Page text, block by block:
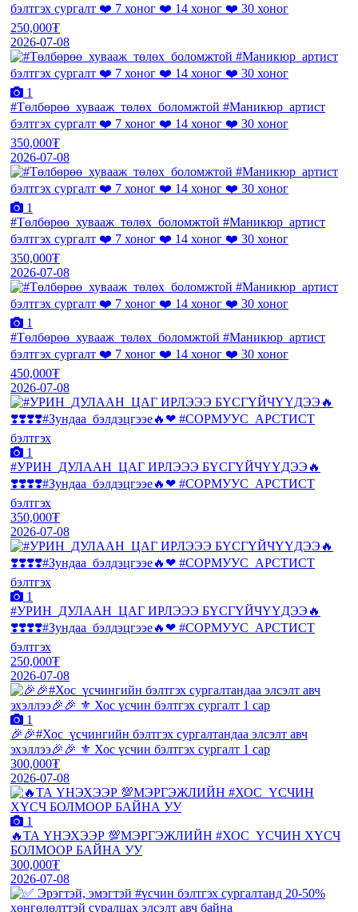
бэлтгэх сургалт ❤️ 7 хоног ❤️ 14 хоног ❤️ 30 хоног
250,000₮
2026-07-08
1
#Төлбөрөө_хувааж_төлөх_боломжтой #Маникюр_артист
бэлтгэх сургалт ❤️ 7 хоног ❤️ 14 хоног ❤️ 30 хоног
350,000₮
2026-07-08
1
#Төлбөрөө_хувааж_төлөх_боломжтой #Маникюр_артист
бэлтгэх сургалт ❤️ 7 хоног ❤️ 14 хоног ❤️ 30 хоног
350,000₮
2026-07-08
1
#Төлбөрөө_хувааж_төлөх_боломжтой #Маникюр_артист
бэлтгэх сургалт ❤️ 7 хоног ❤️ 14 хоног ❤️ 30 хоног
450,000₮
2026-07-08
1
#УРИН_ДУЛААН_ЦАГ ИРЛЭЭЭ БҮСГҮЙЧҮҮДЭЭ🔥
❣️❣️❣️❣️#Зундаа_бэлдэцгээе🔥❤ #СОРМУУС_АРСТИСТ
бэлтгэх
350,000₮
2026-07-08
1
#УРИН_ДУЛААН_ЦАГ ИРЛЭЭЭ БҮСГҮЙЧҮҮДЭЭ🔥
❣️❣️❣️❣️#Зундаа_бэлдэцгээе🔥❤ #СОРМУУС_АРСТИСТ
бэлтгэх
250,000₮
2026-07-08
1
🎉🎉#Хос_үсчингийн бэлтгэх сургалтандаа элсэлт авч
эхэллээ🎉🎉 ⚜️ Хос үсчин бэлтгэх сургалт 1 сар
300,000₮
2026-07-08
1
🔥ТА ҮНЭХЭЭР 💯МЭРГЭЖЛИЙН #ХОС_ҮСЧИН ХҮСЧ
БОЛМООР БАЙНА УУ
300,000₮
2026-07-08